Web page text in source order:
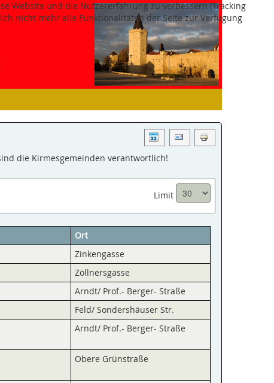
die Kirmesgemeinden verantwortlich!
Limit
Ort
Zinkengasse
Zöllnersgasse
Arndt/ Prof.- Berger- Straße
Feld/ Sonders­häuser Str.
Arndt/ Prof.- Berger- Straße
Obere Grünstraße
Website und die Nutzererfahrung zu verbessern (Tracking
nicht mehr alle Funktionalitäten der Seite zur Verfügung